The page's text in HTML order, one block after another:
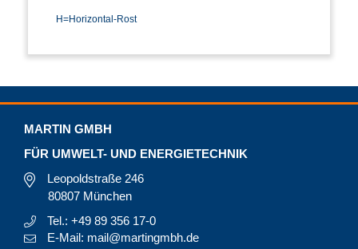
H=Horizontal-Rost
MARTIN GMBH
FÜR UMWELT- UND ENERGIETECHNIK
Leopoldstraße 246
80807 München
Tel.: +49 89 356 17-0
E-Mail: mail@martingmbh.de